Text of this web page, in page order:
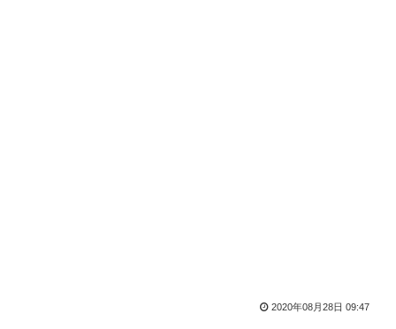
2020年08月28日 09:47